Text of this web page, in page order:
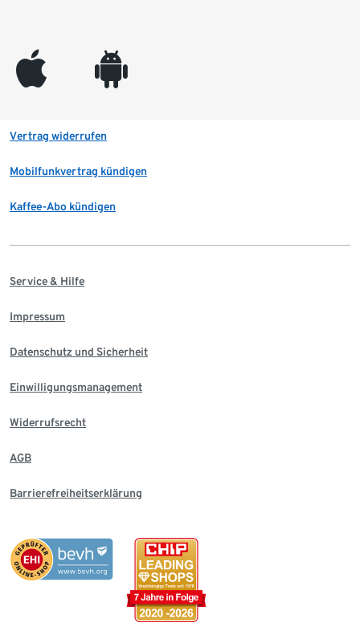
appleinc android
Vertrag widerrufen
Mobilfunkvertrag kündigen
Kaffee-Abo kündigen
Service & Hilfe
Impressum
Datenschutz und Sicherheit
Einwilligungsmanagement
Widerrufsrecht
AGB
Barrierefreiheitserklärung